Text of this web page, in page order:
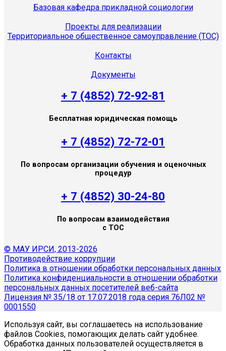
Базовая кафедра прикладной социологии
Проекты для реализации
Территориальное общественное самоуправление (ТОС)
Контакты
Документы
+ 7 (4852) 72-92-81
Бесплатная юридическая помощь
+ 7 (4852) 72-72-01
По вопросам организации обучения и оценочных
процедур
+ 7 (4852) 30-24-80
По вопросам взаимодействия
с ТОС
© МАУ ИРСИ, 2013-2026
Противодействие коррупции
Политика в отношении обработки персональных данных
Политика конфиденциальности в отношении обработки
персональных данных посетителей веб-сайта
Лицензия № 35/18 от 17.07.2018 года серия 76Л02 №
0001550
Используя сайт, вы соглашаетесь на использование
файлов Cookies, помогающих делать сайт удобнее.
Обработка данных пользователей осуществляется в